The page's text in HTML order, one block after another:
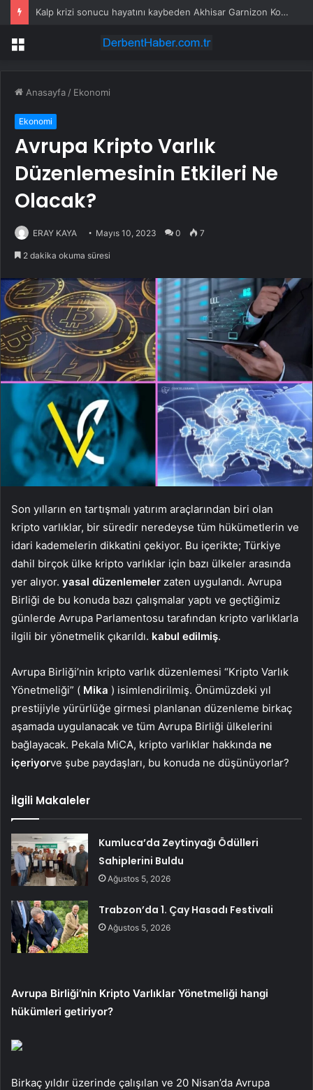
Kalp krizi sonucu hayatını kaybeden Akhisar Garnizon Komutanı son yolculuğuna uğurlandı
Menü
Anasayfa / Ekonomi
Ekonomi
Avrupa Kripto Varlık
Düzenlemesinin Etkileri Ne
Olacak?
ERAY KAYA Mayıs 10, 2023 0 7
2 dakika okuma süresi
Son yılların en tartışmalı yatırım araçlarından biri olan
kripto varlıklar, bir süredir neredeyse tüm hükümetlerin ve
idari kademelerin dikkatini çekiyor. Bu içerikte; Türkiye
dahil birçok ülke kripto varlıklar için bazı ülkeler arasında
yer alıyor. yasal düzenlemeler zaten uygulandı. Avrupa
Birliği de bu konuda bazı çalışmalar yaptı ve geçtiğimiz
günlerde Avrupa Parlamentosu tarafından kripto varlıklarla
ilgili bir yönetmelik çıkarıldı. kabul edilmiş.
Avrupa Birliği’nin kripto varlık düzenlemesi “Kripto Varlık
Yönetmeliği” ( Mika ) isimlendirilmiş. Önümüzdeki yıl
prestijiyle yürürlüğe girmesi planlanan düzenleme birkaç
aşamada uygulanacak ve tüm Avrupa Birliği ülkelerini
bağlayacak. Pekala MiCA, kripto varlıklar hakkında ne
içeriyorve şube paydaşları, bu konuda ne düşünüyorlar?
İlgili Makaleler
Kumluca’da Zeytinyağı Ödülleri
Sahiplerini Buldu
Ağustos 5, 2026
Trabzon’da 1. Çay Hasadı Festivali
Ağustos 5, 2026
Avrupa Birliği’nin Kripto Varlıklar Yönetmeliği hangi
hükümleri getiriyor?
Birkaç yıldır üzerinde çalışılan ve 20 Nisan’da Avrupa